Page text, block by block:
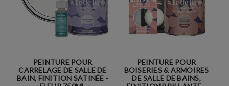
PEINTURE POUR
CARRELAGE DE SALLE DE
BAIN, FINITION SATINÉE -
PEINTURE POUR
BOISERIES & ARMOIRES
DE SALLE DE BAINS,